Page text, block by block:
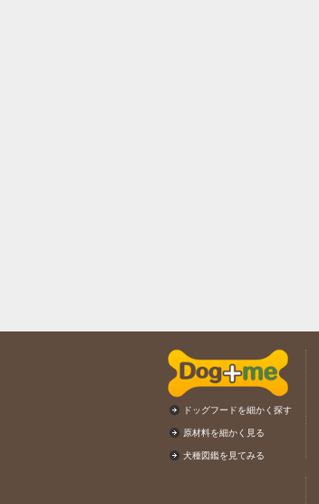
ドッグフードを細かく探す
原材料を細かく見る
犬種図鑑を見てみる